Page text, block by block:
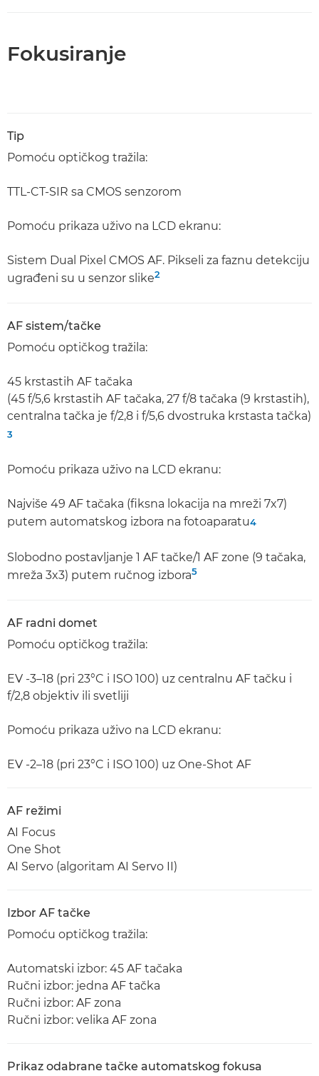
Fokusiranje
Tip
Pomoću optičkog tražila:
TTL-CT-SIR sa CMOS senzorom
Pomoću prikaza uživo na LCD ekranu:
Sistem Dual Pixel CMOS AF. Pikseli za faznu detekciju
ugrađeni su u senzor slike2
AF sistem/tačke
Pomoću optičkog tražila:
45 krstastih AF tačaka
(45 f/5,6 krstastih AF tačaka, 27 f/8 tačaka (9 krstastih),
centralna tačka je f/2,8 i f/5,6 dvostruka krstasta tačka)
3
Pomoću prikaza uživo na LCD ekranu:
Najviše 49 AF tačaka (fiksna lokacija na mreži 7x7)
putem automatskog izbora na fotoaparatu4
Slobodno postavljanje 1 AF tačke/1 AF zone (9 tačaka,
mreža 3x3) putem ručnog izbora5
AF radni domet
Pomoću optičkog tražila:
EV -3–18 (pri 23°C i ISO 100) uz centralnu AF tačku i
f/2,8 objektiv ili svetliji
Pomoću prikaza uživo na LCD ekranu:
EV -2–18 (pri 23°C i ISO 100) uz One-Shot AF
AF režimi
AI Focus
One Shot
AI Servo (algoritam AI Servo II)
Izbor AF tačke
Pomoću optičkog tražila:
Automatski izbor: 45 AF tačaka
Ručni izbor: jedna AF tačka
Ručni izbor: AF zona
Ručni izbor: velika AF zona
Prikaz odabrane tačke automatskog fokusa